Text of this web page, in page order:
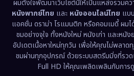
Documentary สารคดี
Drama ดราม่า
Dystopian
ผมตั้งใจพัฒนาเว็บไซต์นี้ให้เป็นแหล่งรวมค
หนังพากย์ไทย และ หนังออนไลน์ไทย แบ
แอคชั่น ดราม่า โรแมนติก หรือคอมเมดี้ ผม
ชมอย่างจุใจ ทั้งหนังใหม่ หนังเก่า และหนั
อัปเดตเนื้อหาใหม่ทุกวัน เพื่อให้คุณไม่พลาด
ชมผ่านทุกอุปกรณ์ ด้วยระบบสตรีมมิ่งที่รว
Full HD ให้คุณเพลิดเพลินกับการ